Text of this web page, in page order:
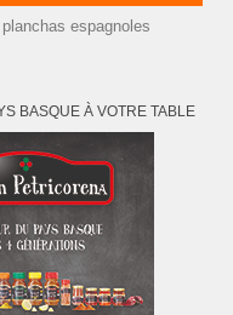
espagnoles
BASQUE À VOTRE TABLE